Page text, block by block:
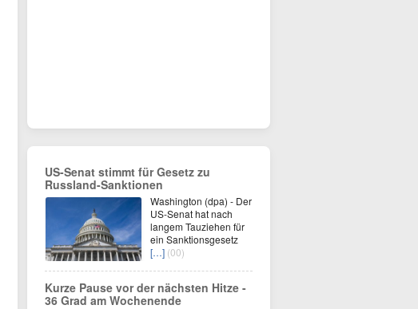
US-Senat stimmt für Gesetz zu
Russland-Sanktionen
Washington (dpa) - Der
US-Senat hat nach
langem Tauziehen für
ein Sanktionsgesetz
[…] (00)
Kurze Pause vor der nächsten Hitze -
36 Grad am Wochenende